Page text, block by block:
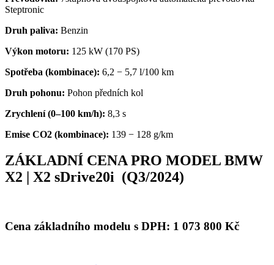
Steptronic
Druh paliva: Benzin
Výkon motoru: 125 kW (170 PS)
Spotřeba (kombinace): 6,2 − 5,7 l/100 km
Druh pohonu: Pohon předních kol
Zrychlení (0–100 km/h): 8,3 s
Emise CO2 (kombinace): 139 − 128 g/km
ZÁKLADNÍ CENA PRO MODEL BMW
X2 | X2 sDrive20i (Q3/2024)
Cena základního modelu s DPH: 1 073 800 Kč